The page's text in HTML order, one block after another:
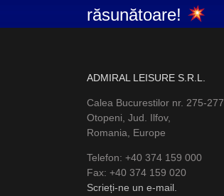
răsunătoare!
ADMIRAL LEISURE S.R.L.
Calea Bucurestilor nr. 275-277
Otopeni, Jud. Ilfov,
Romania, Europe
Telefon: +40 374 159 000
Fax: +40 374 159 020
Scrieți-ne un e-mail.